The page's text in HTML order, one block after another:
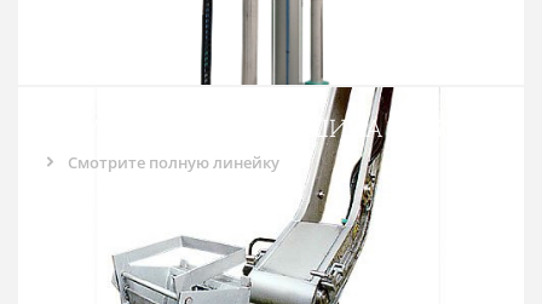
ШКУРОСЪЁМНАЯ МАШИНА О-250
Смотрите полную линейку